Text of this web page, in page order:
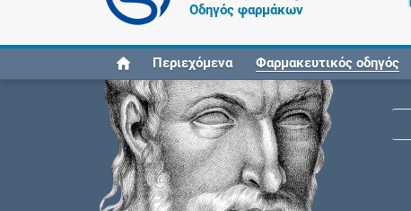
Οδηγός φαρμάκων
Περιεχόμενα Φαρμακευτικός οδηγός